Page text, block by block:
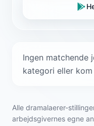
Ingen matchende
kategori eller
Alle dramalaerer-
arbejdsgivernes egne